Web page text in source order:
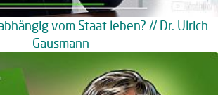
vom Staat leben? // Dr. Ulrich
Gausmann